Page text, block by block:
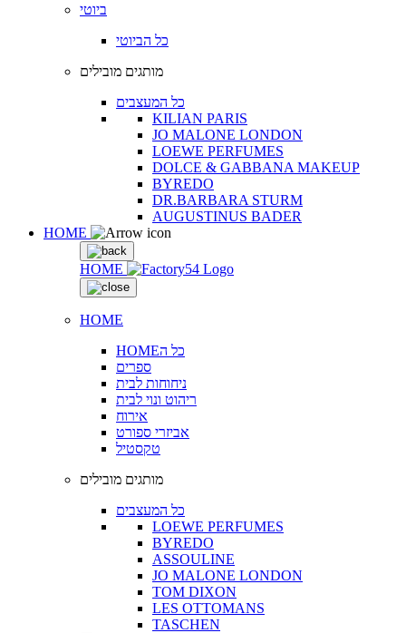
ביוטי
כל הביוטי
מותגים מובילים
כל המעצבים
KILIAN PARIS
JO MALONE LONDON
LOEWE PERFUMES
DOLCE & GABBANA MAKEUP
BYREDO
DR.BARBARA STURM
AUGUSTINUS BADER
HOME
HOME
HOME
HOMEכל ה
ספרים
ניחוחות לבית
ריהוט ונוי לבית
אירוח
אביזרי ספורט
טקסטיל
מותגים מובילים
כל המעצבים
LOEWE PERFUMES
BYREDO
ASSOULINE
JO MALONE LONDON
TOM DIXON
LES OTTOMANS
TASCHEN